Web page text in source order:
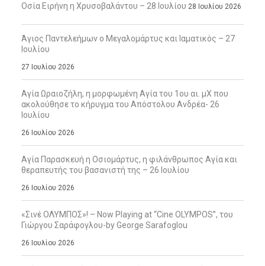
Οσία Ειρήνη η Χρυσοβαλάντου – 28 Ιουλίου 28 Ιουλίου 2026
Άγιος Παντελεήμων ο Μεγαλομάρτυς και Ιαματικός – 27
Ιουλίου
27 Ιουλίου 2026
Αγία Ωραιοζήλη, η μορφωμένη Αγία του 1ου αι. μΧ που
ακολούθησε το κήρυγμα του Απόστολου Ανδρέα- 26
Ιουλίου
26 Ιουλίου 2026
Αγία Παρασκευή η Οσιομάρτυς, η φιλάνθρωπος Αγία και
θεραπευτής του βασανιστή της – 26 Ιουλίου
26 Ιουλίου 2026
«Σινέ ΟΛΥΜΠΟΣ»! – Now Playing at “Cine OLYMPOS”, του
Γιώργου Σαράφογλου-by George Sarafoglou
26 Ιουλίου 2026